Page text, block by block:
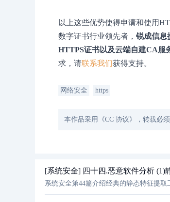
以上这些优势使得申请和使用
数字证书行业领先者， 锐成信息
HTTPS证书以及云端自建CA服
求，请联系我们获得支持。
网络安全
https
本作品采用《CC 协议》，转载必
[系统安全] 四十四.恶意软件分析 (1)
系统安全第44篇介绍经典的静态特征提